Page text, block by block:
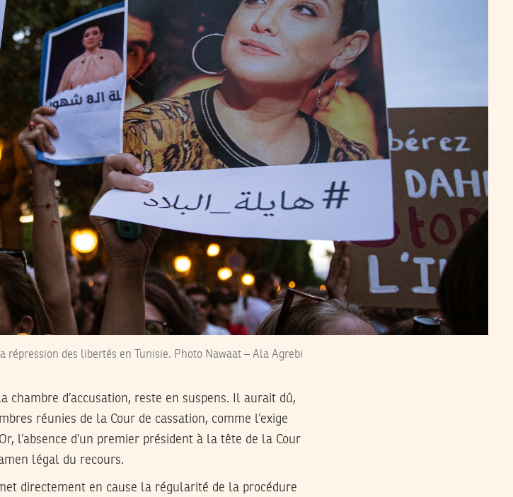
des libertés en Tunisie. Photo Nawaat – Ala Agrebi
chambre d’accusation, reste en suspens. Il aurait dû,
réunies de la Cour de cassation, comme l’exige
l’absence d’un premier président à la tête de la Cour
légal du recours.
directement en cause la régularité de la procédure